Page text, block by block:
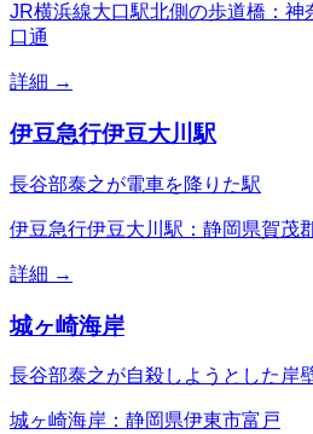
JR横浜線大口駅北側の歩道橋：神
口通
詳細 →
伊豆急行伊豆大川駅
長谷部泰之が電車を降りた駅
伊豆急行伊豆大川駅：静岡県賀茂
詳細 →
城ヶ崎海岸
長谷部泰之が自殺しようとした岸
城ヶ崎海岸：静岡県伊東市富戸